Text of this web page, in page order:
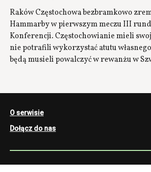
Raków Częstochowa bezbramkowo
Hammarby w pierwszym meczu III
Konferencji. Częstochowianie mieli
nie potrafili wykorzystać atutu
będą musieli powalczyć w rewanżu w
O serwisie
Dołącz do nas